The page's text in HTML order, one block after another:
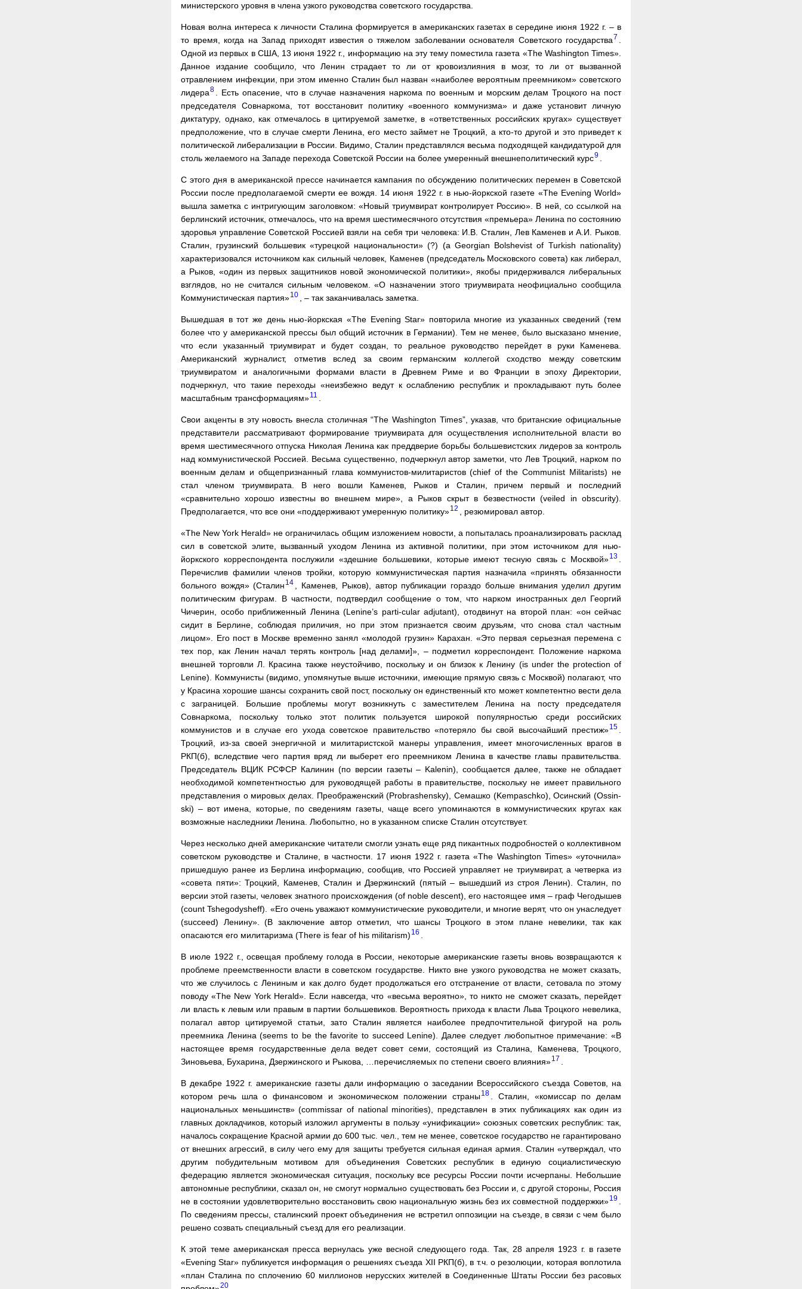
министерского уровня в члена узкого руководства советского государства.
Новая волна интереса к личности Сталина формируется в американских газетах в середине июня 1922 г. – в
то время, когда на Запад приходят известия о тяжелом заболевании основателя Советского государства7
Одной из первых в США, 13 июня 1922 г., информацию на эту тему поместила газета «The Washington Times».
Данное издание сообщило, что Ленин страдает то ли от кровоизлияния в мозг, то ли от вызванной
отравлением инфекции, при этом именно Сталин был назван «наиболее вероятным преемником» советского
лидера8
. Есть опасение, что в случае назначения наркома по военным и морским делам Троцкого на пост
председателя Совнаркома, тот восстановит политику «военного коммунизма» и даже установит личную
диктатуру, однако, как отмечалось в цитируемой заметке, в «ответственных российских кругах» существует
предположение, что в случае смерти Ленина, его место займет не Троцкий, а кто-то другой и это приведет к
политической либерализации в России. Видимо, Сталин представлялся весьма подходящей кандидатурой для
столь желаемого на Западе перехода Советской России на более умеренный внешнеполитический курс9
С этого дня в американской прессе начинается кампания по обсуждению политических перемен в Советской
России после предполагаемой смерти ее вождя. 14 июня 1922 г. в нью-йоркской газете «The Evening World»
вышла заметка с интригующим заголовком: «Новый триумвират контролирует Россию». В ней, со ссылкой на
берлинский источник, отмечалось, что на время шестимесячного отсутствия «премьера» Ленина по состоянию
здоровья управление Советской Россией взяли на себя три человека: И.В. Сталин, Лев Каменев и А.И. Рыков.
Сталин, грузинский большевик «турецкой национальности» (?) (a Georgian Bolshevist of Turkish nationality)
характеризовался источником как сильный человек, Каменев (председатель Московского совета) как либерал,
а Рыков, «один из первых защитников новой экономической политики», якобы придерживался либеральных
взглядов, но не считался сильным человеком. «О назначении этого триумвирата неофициально сообщила
Коммунистическая партия»10 , – так заканчивалась заметка.
Вышедшая в тот же день нью-йоркская «The Evening Star» повторила многие из указанных сведений (тем
более что у американской прессы был общий источник в Германии). Тем не менее, было высказано мнение,
что если указанный триумвират и будет создан, то реальное руководство перейдет в руки Каменева.
Американский журналист, отметив вслед за своим германским коллегой сходство между советским
триумвиратом и аналогичными формами власти в Древнем Риме и во Франции в эпоху Директории,
подчеркнул, что такие переходы «неизбежно ведут к ослаблению республик и прокладывают путь более
масштабным трансформациям»11
Свои акценты в эту новость внесла столичная “The Washington Times”, указав, что британские официальные
представители рассматривают формирование триумвирата для осуществления исполнительной власти во
время шестимесячного отпуска Николая Ленина как преддверие борьбы большевистских лидеров за контроль
над коммунистической Россией. Весьма существенно, подчеркнул автор заметки, что Лев Троцкий, нарком по
военным делам и общепризнанный глава коммунистов-милитаристов (chief of the Communist Militarists) не
стал членом триумвирата. В него вошли Каменев, Рыков и Сталин, причем первый и последний
«сравнительно хорошо известны во внешнем мире», а Рыков скрыт в безвестности (veiled in obscurity).
Предполагается, что все они «поддерживают умеренную политику»12 , резюмировал автор.
«The New York Herald» не ограничилась общим изложением новости, а попыталась проанализировать расклад
сил в советской элите, вызванный уходом Ленина из активной политики, при этом источником для нью-
йоркского корреспондента послужили «здешние большевики, которые имеют тесную связь с Москвой»13
Перечислив фамилии членов тройки, которую коммунистическая партия назначила «принять обязанности
больного вождя» (Сталин 14
, Каменев, Рыков), автор публикации гораздо больше внимания уделил другим
политическим фигурам. В частности, подтвердил сообщение о том, что нарком иностранных дел Георгий
Чичерин, особо приближенный Ленина (Lenine’s parti-cular adjutant), отодвинут на второй план: «он сейчас
сидит в Берлине, соблюдая приличия, но при этом признается своим друзьям, что снова стал частным
лицом». Его пост в Москве временно занял «молодой грузин» Карахан. «Это первая серьезная перемена с
тех пор, как Ленин начал терять контроль [над делами]», – подметил корреспондент. Положение наркома
внешней торговли Л. Красина также неустойчиво, поскольку и он близок к Ленину (is under the protection of
Lenine). Коммунисты (видимо, упомянутые выше источники, имеющие прямую связь с Москвой) полагают, что
у Красина хорошие шансы сохранить свой пост, поскольку он единственный кто может компетентно вести дела
с заграницей. Большие проблемы могут возникнуть с заместителем Ленина на посту председателя
Совнаркома, поскольку только этот политик пользуется широкой популярностью среди российских
коммунистов и в случае его ухода советское правительство «потеряло бы свой высочайший престиж»15
Троцкий, из-за своей энергичной и милитаристской манеры управления, имеет многочисленных врагов в
РКП(б), вследствие чего партия вряд ли выберет его преемником Ленина в качестве главы правительства.
Председатель ВЦИК РСФСР Калинин (по версии газеты – Kalenin), сообщается далее, также не обладает
необходимой компетентностью для руководящей работы в правительстве, поскольку не имеет правильного
представления о мировых делах. Преображенский (Probrashensky), Семашко (Kempaschko), Осинский (Ossin-
ski) – вот имена, которые, по сведениям газеты, чаще всего упоминаются в коммунистических кругах как
возможные наследники Ленина. Любопытно, но в указанном списке Сталин отсутствует.
Через несколько дней американские читатели смогли узнать еще ряд пикантных подробностей о коллективном
советском руководстве и Сталине, в частности. 17 июня 1922 г. газета «The Washington Times» «уточнила»
пришедшую ранее из Берлина информацию, сообщив, что Россией управляет не триумвират, а четверка из
«совета пяти»: Троцкий, Каменев, Сталин и Дзержинский (пятый – вышедший из строя Ленин). Сталин, по
версии этой газеты, человек знатного происхождения (of noble descent), его настоящее имя – граф Чегодышев
(count Tshegodysheff). «Его очень уважают коммунистические руководители, и многие верят, что он унаследует
(succeed) Ленину». (В заключение автор отметил, что шансы Троцкого в этом плане невелики, так как
опасаются его милитаризма (There is fear of his militarism) 16
В июле 1922 г., освещая проблему голода в России, некоторые американские газеты вновь возвращаются к
проблеме преемственности власти в советском государстве. Никто вне узкого руководства не может сказать,
что же случилось с Лениным и как долго будет продолжаться его отстранение от власти, сетовала по этому
поводу «The New York Herald». Если навсегда, что «весьма вероятно», то никто не сможет сказать, перейдет
ли власть к левым или правым в партии большевиков. Вероятность прихода к власти Льва Троцкого невелика,
полагал автор цитируемой статьи, зато Сталин является наиболее предпочтительной фигурой на роль
преемника Ленина (seems to be the favorite to succeed Lenine). Далее следует любопытное примечание: «В
настоящее время государственные дела ведет совет семи, состоящий из Сталина, Каменева, Троцкого,
Зиновьева, Бухарина, Дзержинского и Рыкова, …перечисляемых по степени своего влияния»17
В декабре 1922 г. американские газеты дали информацию о заседании Всероссийского съезда Советов, на
котором речь шла о финансовом и экономическом положении страны18
. Сталин, «комиссар по делам
национальных меньшинств» (commissar of national minorities), представлен в этих публикациях как один из
главных докладчиков, который изложил аргументы в пользу «унификации» союзных советских республик: так,
началось сокращение Красной армии до 600 тыс. чел., тем не менее, советское государство не гарантировано
от внешних агрессий, в силу чего ему для защиты требуется сильная единая армия. Сталин «утверждал, что
другим побудительным мотивом для объединения Советских республик в единую социалистическую
федерацию является экономическая ситуация, поскольку все ресурсы России почти исчерпаны. Небольшие
автономные республики, сказал он, не смогут нормально существовать без России и, с другой стороны, Россия
не в состоянии удовлетворительно восстановить свою национальную жизнь без их совместной поддержки»19
По сведениям прессы, сталинский проект объединения не встретил оппозиции на съезде, в связи с чем было
решено созвать специальный съезд для его реализации.
К этой теме американская пресса вернулась уже весной следующего года. Так, 28 апреля 1923 г. в газете
«Evening Star» публикуется информация о решениях съезда XII РКП(б), в т.ч. о резолюции, которая воплотила
«план Сталина по сплочению 60 миллионов нерусских жителей в Соединенные Штаты России без расовых
20